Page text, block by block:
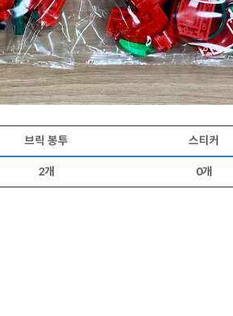
브릭 봉투 스티커
2개 0개